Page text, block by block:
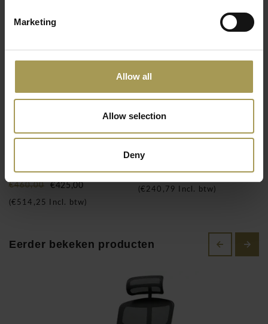
Marketing
Allow all
Allow selection
Deny
persoonlijke ondersteuning van de onderrug. Het dossier is
bekleed met ademende mesh voor extra ventilatie en
kantelbaar, waardoor je je nek optimaal kunt ondersteunen,
terwijl de 3D armleuningen volledig verstelbaar zijn om jouw
armen in de ideale positie te houden. De mesh zitting is in
beweging) voor meer bewegingsvrijheid en comfort.
kunt aanpassen aan je lichaamsgewicht en zitvoorkeuren. De
stoel beschikt ook over een multifunctioneel mechanisme
De New Enjoy bureaustoel is gecertificeerd volgens de EN
1335 norm en wordt geleverd met een 5 jaar garantie, wat
de duurzaamheid en de hoge kwaliteit van het product
garandeert. Deze bureaustoel is een uitstekende keuze voor
wie op zoek is naar ergonomische ondersteuning,
Gerelateerde producten
€460,00 €425,00
(€514,25 Incl. btw)
Atena bureaustoel
€199,00
(€240,79 Incl. btw)
Eerder bekeken producten